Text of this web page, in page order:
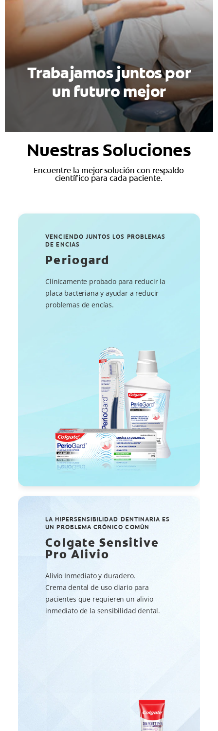
Trabajamos juntos por
un futuro mejor
Nuestras Soluciones
Encuentre la mejor solución con respaldo
científico para cada paciente.
VENCIENDO JUNTOS LOS PROBLEMAS
DE ENCIAS
Periogard
Clínicamente probado para reducir la
placa bacteriana y ayudar a reducir
problemas de encías.
LA HIPERSENSIBILIDAD DENTINARIA ES
UN PROBLEMA CRÓNICO COMÚN
Colgate Sensitive
Pro Alivio
Alivio Inmediato y duradero.
Crema dental de uso diario para
pacientes que requieren un alivio
inmediato de la sensibilidad dental.